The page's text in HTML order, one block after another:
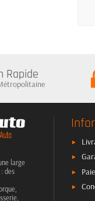
Rapide
large
des